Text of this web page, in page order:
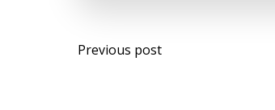
Previous post